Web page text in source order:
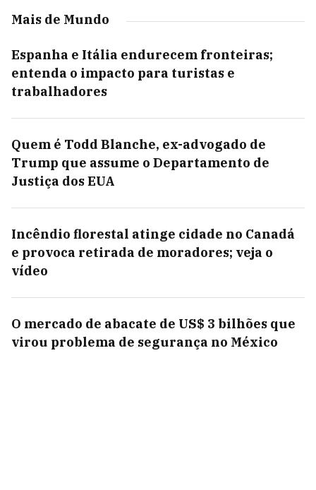
Mais de Mundo
Espanha e Itália endurecem fronteiras;
entenda o impacto para turistas e
trabalhadores
Quem é Todd Blanche, ex-advogado de
Trump que assume o Departamento de
Justiça dos EUA
Incêndio florestal atinge cidade no Canadá
e provoca retirada de moradores; veja o
vídeo
O mercado de abacate de US$ 3 bilhões que
virou problema de segurança no México